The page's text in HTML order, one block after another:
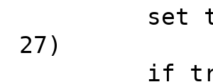
set
27)
if